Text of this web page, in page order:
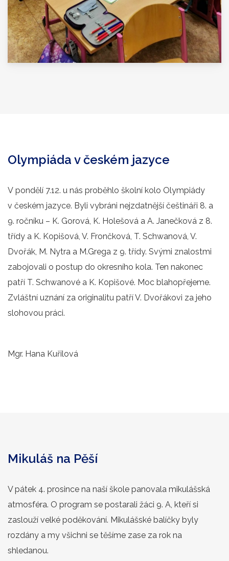
Olympiáda v českém jazyce
V pondělí 7.12. u nás proběhlo školní kolo Olympiády
v českém jazyce. Byli vybráni nejzdatnější češtináři 8. a
9. ročníku – K. Gorová, K. Holešová a A. Janečková z 8.
třídy a K. Kopišová, V. Frončková, T. Schwanová, V.
Dvořák, M. Nytra a M.Grega z 9. třídy. Svými znalostmi
zabojovali o postup do okresního kola. Ten nakonec
patří T. Schwanové a K. Kopišové. Moc blahopřejeme.
Zvláštní uznání za originalitu patří V. Dvořákovi za jeho
slohovou práci.
Mgr. Hana Kuřilová
Mikuláš na Pěší
V pátek 4. prosince na naší škole panovala mikulášská
atmosféra. O program se postarali žáci 9. A, kteří si
zaslouží velké poděkování. Mikulášské balíčky byly
rozdány a my všichni se těšíme zase za rok na
shledanou.